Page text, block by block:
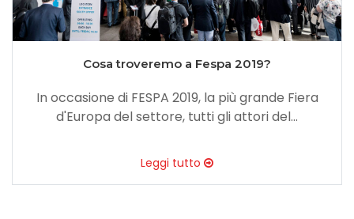
Cosa troveremo a Fespa 2019?
In occasione di FESPA 2019, la più grande Fiera
d'Europa del settore, tutti gli attori del...
Leggi tutto